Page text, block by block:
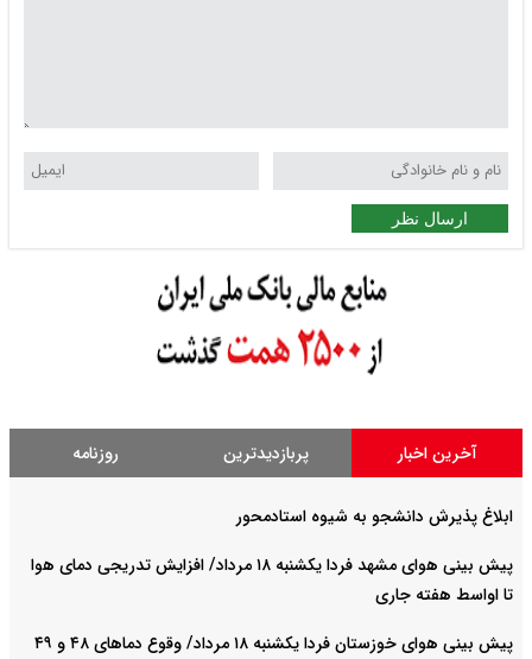
ارسال نظر
آخرین اخبار پربازدیدترین روزنامه
ابلاغ پذیرش دانشجو به شیوه استادمحور
پیش بینی هوای مشهد فردا یکشنبه ۱۸ مرداد/ افزایش تدریجی دمای هوا
تا اواسط هفته جاری
پیش بینی هوای خوزستان فردا یکشنبه ۱۸ مرداد/ وقوع دما‌های ۴۸ و ۴۹